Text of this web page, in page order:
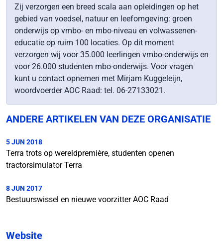
Zij verzorgen een breed scala aan opleidingen op het
gebied van voedsel, natuur en leefomgeving: groen
onderwijs op vmbo- en mbo-niveau en volwassenen-
educatie op ruim 100 locaties. Op dit moment
verzorgen wij voor 35.000 leerlingen vmbo-onderwijs en
voor 26.000 studenten mbo-onderwijs. Voor vragen
kunt u contact opnemen met Mirjam Kuggeleijn,
woordvoerder AOC Raad: tel. 06-27133021.
ANDERE ARTIKELEN VAN DEZE ORGANISATIE
5 JUN 2018
Terra trots op wereldpremière, studenten openen
tractorsimulator Terra
8 JUN 2017
Bestuurswissel en nieuwe voorzitter AOC Raad
Website